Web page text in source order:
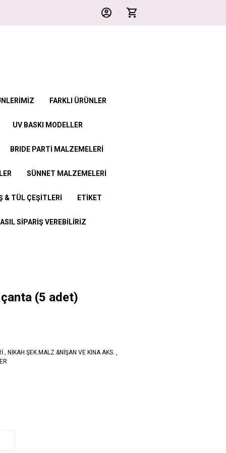
FARKLI ÜRÜNLER
UV BASKI MODELLER
BRIDE PARTİ MALZEMELERİ
SÜNNET MALZEMELERİ
& TÜL ÇEŞİTLERİ ETİKET
SİPARİŞ VEREBİLİRİZ
(5 adet)
, NİKAH ŞEK.MALZ.&NİŞAN VE KINA AKS. ,